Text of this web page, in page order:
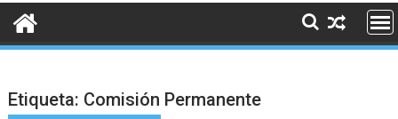
Etiqueta: Comisión Permanente